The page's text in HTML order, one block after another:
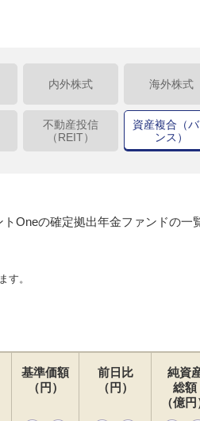
内外株式 海外株式
不動産投信
（REIT）
資産複合（バ
ンス）
Oneの確定拠出年金ファンドの一
す。
基準価額
（円）
前日比
（円）
純資
総額
（億円